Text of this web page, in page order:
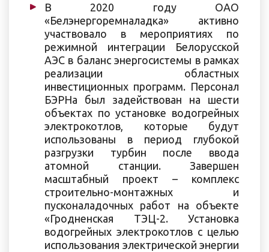
В 2020 году ОАО
«Белэнергоремналадка» активно
участвовало в мероприятиях по
режимной интеграции Белорусской
АЭС в баланс энергосистемы в рамках
реализации областных
инвестиционных программ. Персонал
БЭРНа был задействован на шести
объектах по установке водогрейных
электрокотлов, которые будут
использованы в период глубокой
разгрузки турбин после ввода
атомной станции. Завершен
масштабный проект – комплекс
строительно-монтажных и
пусконаладочных работ на объекте
«Гродненская ТЭЦ-2. Установка
водогрейных электрокотлов с целью
использования электрической энергии